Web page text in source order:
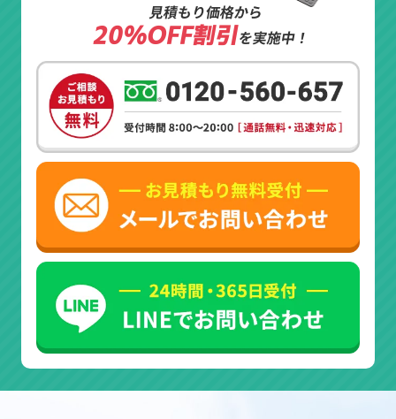
見積もり価格から
20%OFF割引を実施中！